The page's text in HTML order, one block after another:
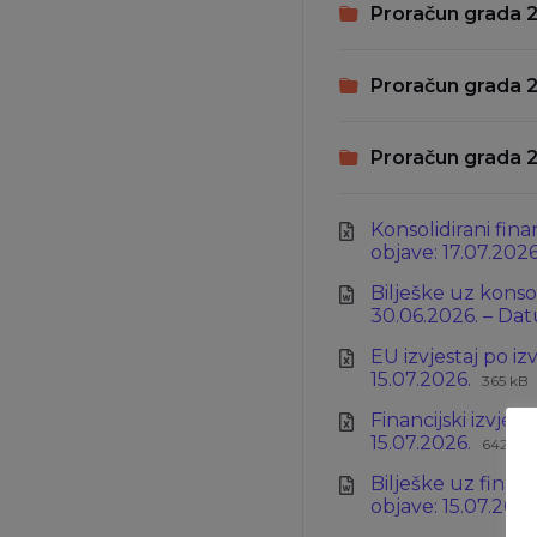
Proračun grada
Proračun grada
Proračun grada
Konsolidirani
objave:
Bilješke uz
30.06.2026. –
EU izvjestaj po
15.07.2026.
xlsx
365 kB
Financijski
15.07.2026.
xlsx
642 kB
Bilješke uz
objave: 15.07.2026.